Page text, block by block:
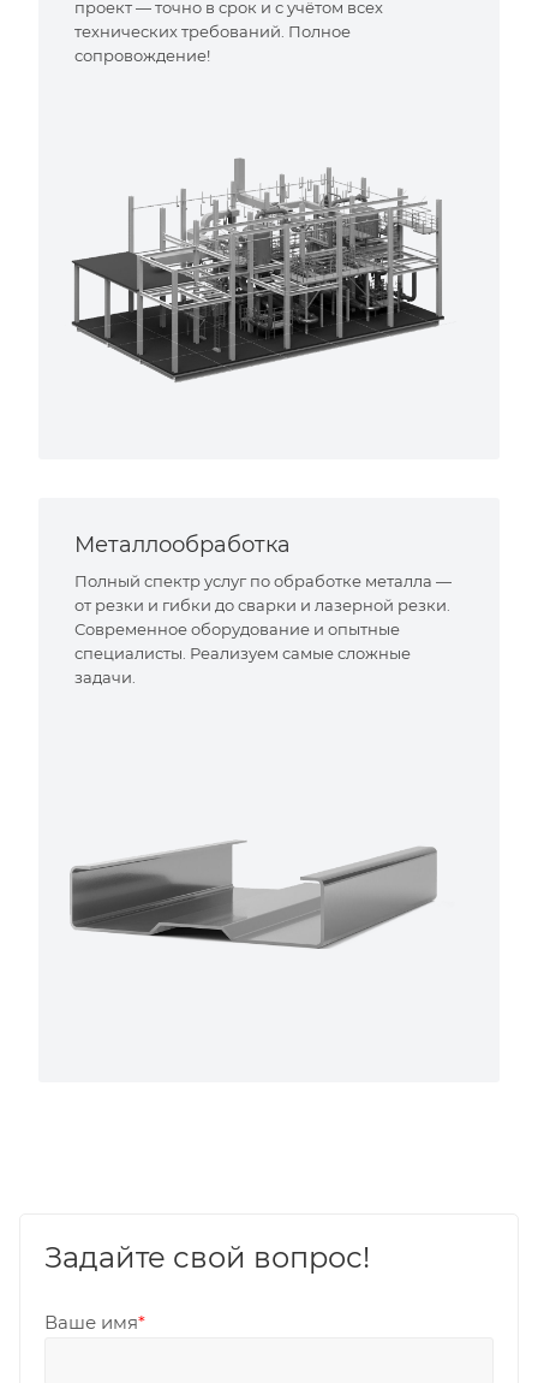
проект — точно в срок и с учётом всех
технических требований. Полное
сопровождение!
Металлообработка
Полный спектр услуг по обработке металла —
от резки и гибки до сварки и лазерной резки.
Современное оборудование и опытные
специалисты. Реализуем самые сложные
задачи.
Задайте свой вопрос!
Ваше имя*